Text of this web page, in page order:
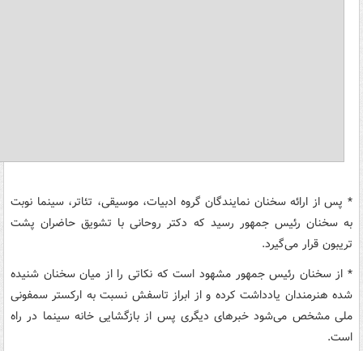
* پس از ارائه سخنان نمایندگان گروه ادبیات، موسیقی، تئاتر، سینما نوبت
به سخنان رئیس جمهور رسید که دکتر روحانی با تشویق حاضران پشت
تریبون قرار می‌گیرد.
* از سخنان رئیس جمهور مشهود است که نکاتی را از میان سخنان شنیده
شده هنرمندان یادداشت کرده و از ابراز تاسفش نسبت به ارکستر سمفونی
ملی مشخص می‌شود خبرهای دیگری پس از بازگشایی خانه سینما در راه
است.